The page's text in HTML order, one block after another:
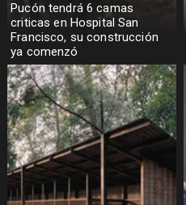
Pucón tendrá 6 camas
criticas en Hospital San
Francisco, su construcción
ya comenzó